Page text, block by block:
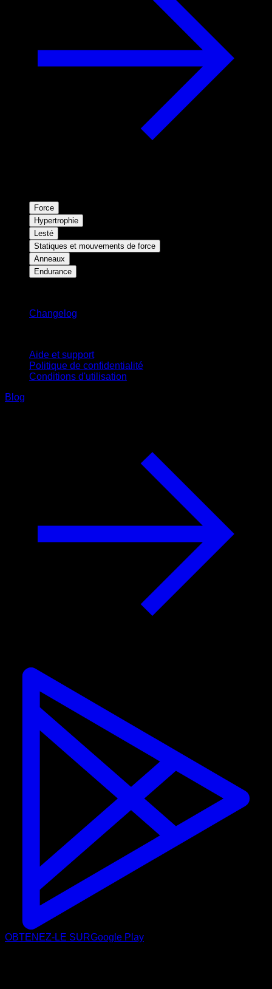
Force
Hypertrophie
Lesté
Statiques et mouvements de force
Anneaux
Endurance
Changelog
Aide et support
Politique de confidentialité
Conditions d'utilisation
Blog
OBTENEZ-LE SURGoogle Play